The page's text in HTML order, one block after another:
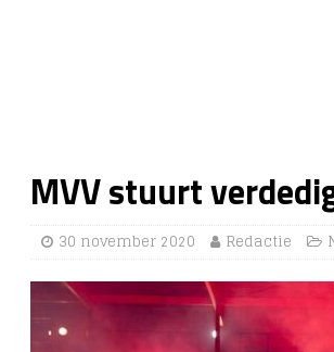
MVV stuurt
30 november 2020 Redactie